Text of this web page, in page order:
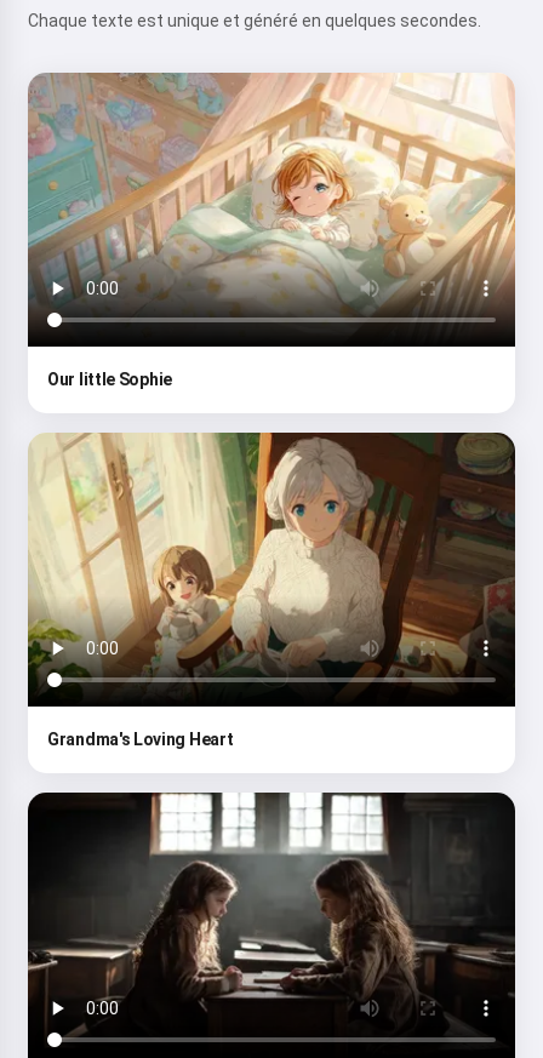
Chaque texte est unique et généré en quelques secondes.
Our little Sophie
Grandma's Loving Heart